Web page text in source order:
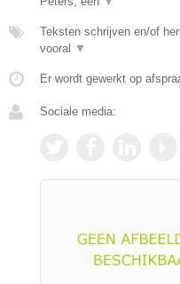
Teksten schrijven en/of
vooral ▼
Er wordt gewerkt op
Sociale media: